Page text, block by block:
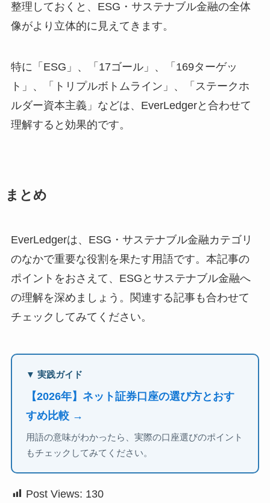
整理しておくと、ESG・サステナブル金融の全体
像がより立体的に見えてきます。
特に「ESG」、「17ゴール」、「169ターゲッ
ト」、「トリプルボトムライン」、「ステークホ
ルダー資本主義」などは、EverLedgerと合わせて
理解すると効果的です。
まとめ
EverLedgerは、ESG・サステナブル金融カテゴリ
のなかで重要な役割を果たす用語です。本記事の
ポイントをおさえて、ESGとサステナブル金融へ
の理解を深めましょう。関連する記事も合わせて
チェックしてみてください。
▼ 実践ガイド
【2026年】ネット証券口座の選び方とおす
すめ比較 →
用語の意味がわかったら、実際の口座選びのポイント
もチェックしてみてください。
Post Views: 130